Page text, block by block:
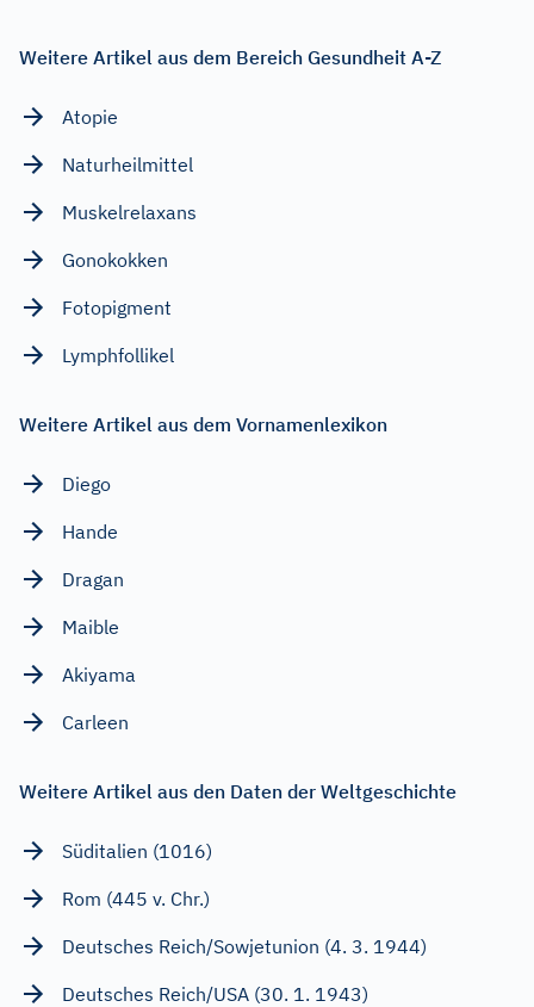
Weitere Artikel aus dem Bereich Gesundheit A-Z
Atopie
Naturheilmittel
Muskelrelaxans
Gonokokken
Fotopigment
Lymphfollikel
Weitere Artikel aus dem Vornamenlexikon
Diego
Hande
Dragan
Maible
Akiyama
Carleen
Weitere Artikel aus den Daten der Weltgeschichte
Süditalien (1016)
Rom (445 v. Chr.)
Deutsches Reich/Sowjetunion (4. 3. 1944)
Deutsches Reich/USA (30. 1. 1943)